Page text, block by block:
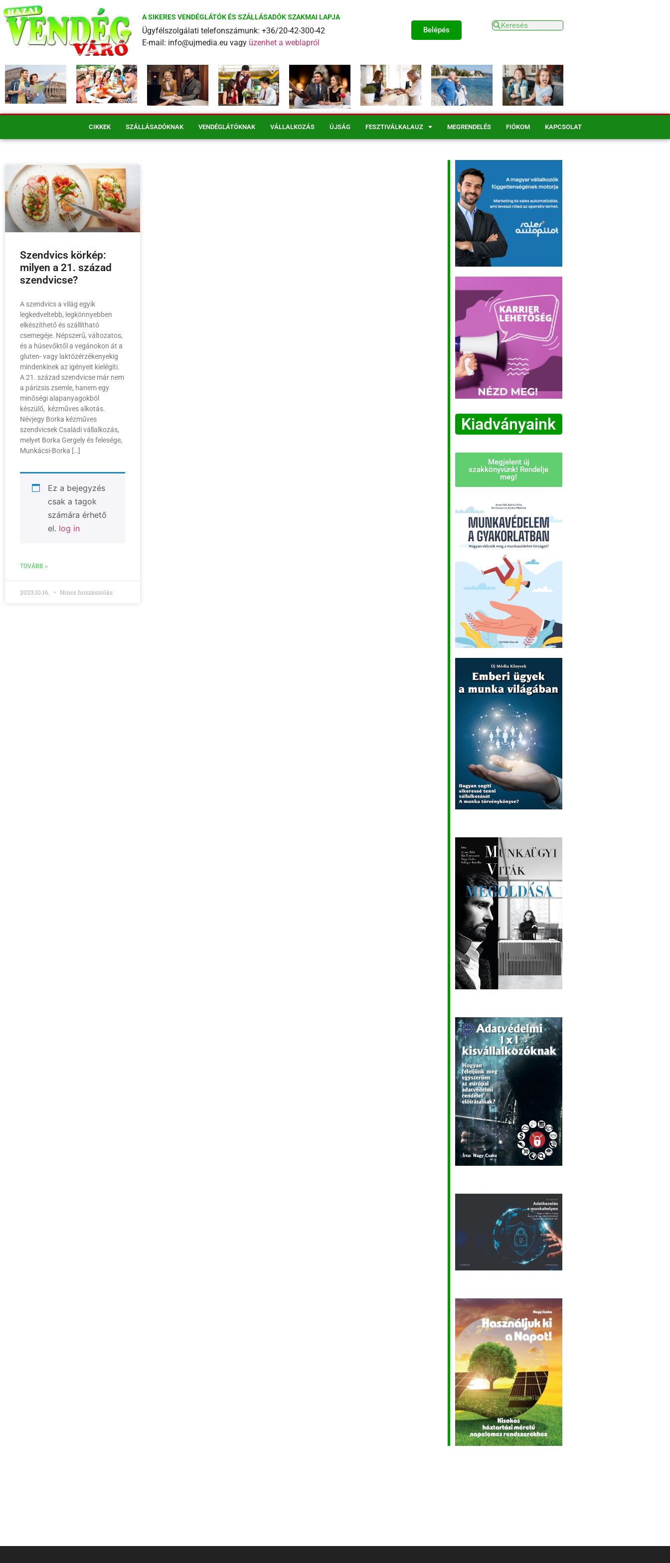
A SIKERES VENDÉGLÁTÓK ÉS SZÁLLÁSADÓK SZAKMAI LAPJA
Ügyfélszolgálati telefonszámunk: +36/20-42-300-42
E-mail: info@ujmedia.eu vagy üzenhet a weblapról
Belépés
CIKKEK SZÁLLÁSADÓKNAK VENDÉGLÁTÓKNAK VÁLLALKOZÁS ÚJSÁG FESZTIVÁLKALAUZ MEGRENDELÉS FIÓKOM KAPCSOLAT
Szendvics körkép:
milyen a 21. század
szendvicse?
A szendvics a világ egyik
legkedveltebb, legkönnyebben
elkészíthető és szállítható
csemegéje. Népszerű, változatos,
és a húsevőktől a vegánokon át a
gluten- vagy laktózérzékenyekig
mindenkinek az igényeit kielégíti.
A 21. század szendvicse már nem
a párizsis zsemle, hanem egy
minőségi alapanyagokból
készülő, kézműves alkotás.
Névjegy Borka kézműves
szendvicsek Családi vállalkozás,
melyet Borka Gergely és felesége,
Munkácsi-Borka […]
Ez a bejegyzés
csak a tagok
számára érhető
el. log in
TOVÁBB »
2023.10.16. Nincs hozzászólás
Kiadványaink
Megjelent új
szakkönyvünk! Rendelje
meg!